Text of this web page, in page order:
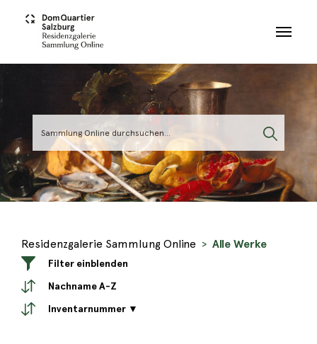
Residenzgalerie Sammlung Online Alle Werke
Filter einblenden
Nachname A-Z
Inventarnummer ▼